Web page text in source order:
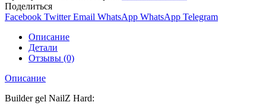
Поделиться
Facebook Twitter Email WhatsApp WhatsApp Telegram
Описание
Детали
Отзывы (0)
Описание
Builder gel NailZ Hard: